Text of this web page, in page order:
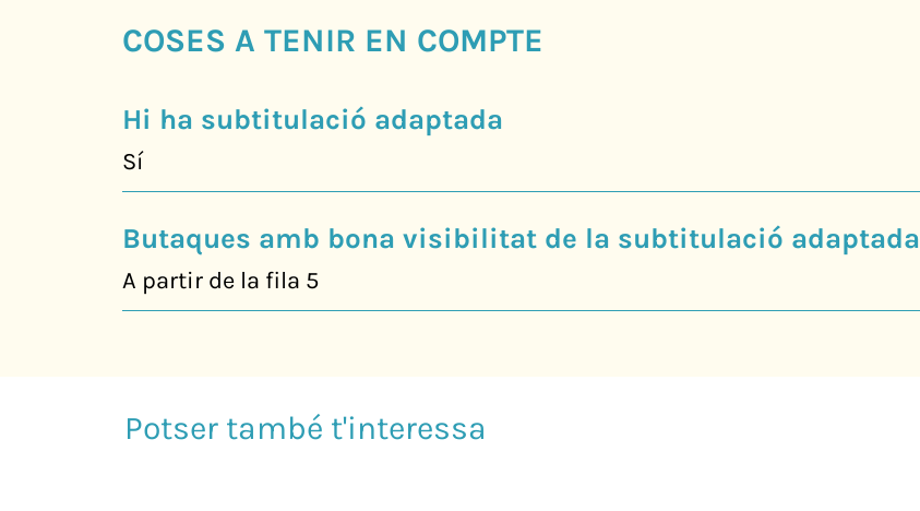
COSES A TENIR EN COMPTE
Hi ha subtitulació adaptada
Sí
Butaques amb bona visibilitat de la subtitulació adaptada
A partir de la fila 5